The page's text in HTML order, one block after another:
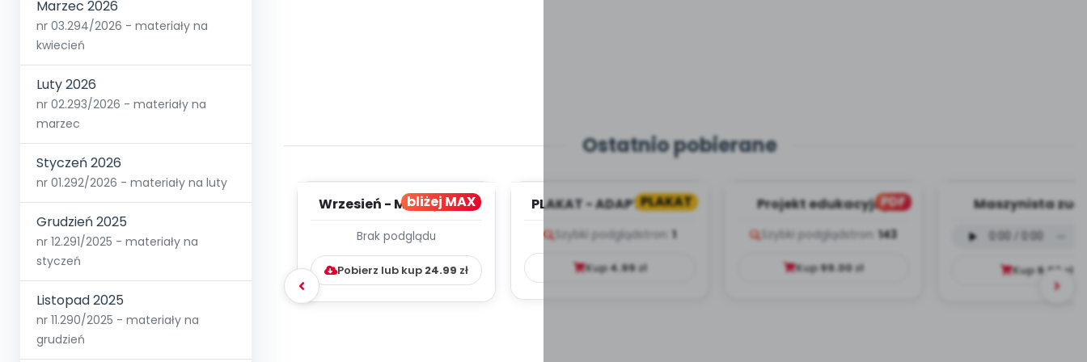
Marzec 2026
nr 03.294/2026 - materiały na
kwiecień
Luty 2026
nr 02.293/2026 - materiały na
marzec
Styczeń 2026
nr 01.292/2026 - materiały na luty
Grudzień 2025
nr 12.291/2025 - materiały na
styczeń
Listopad 2025
nr 11.290/2025 - materiały na
grudzień
Ostatnio pobierane
bliżej MAX
Wrzesień - MIESIĘCZNY
WYCHOWAWCZO –
DYDAKTYC...
Brak podglądu
Pobierz lub kup 24.99 zł
PLAKAT
PLAKAT - ADAPTACJA -
Szybki podgląd stron: 1
Kup4.99zł
PDF
Projekt edukacyjny
Szybki podgląd stron: 143
Kup99.00zł
Maszynista
mp3)
Kup9.99 zł